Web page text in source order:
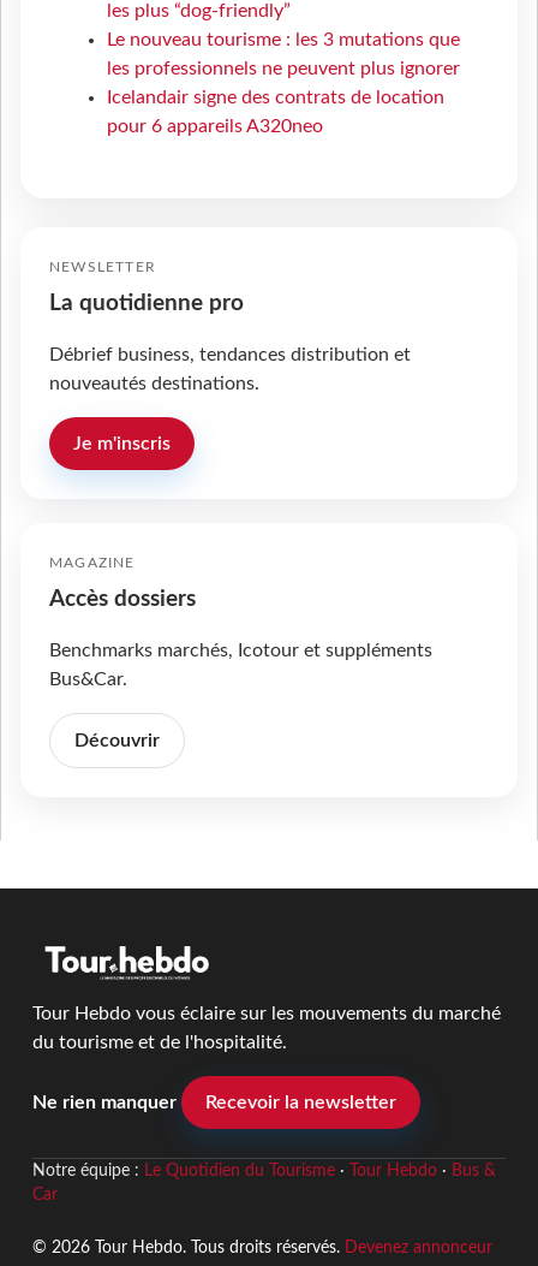
les plus “dog-friendly”
Le nouveau tourisme : les 3 mutations que
les professionnels ne peuvent plus ignorer
Icelandair signe des contrats de location
pour 6 appareils A320neo
NEWSLETTER
La quotidienne pro
Débrief business, tendances distribution et
nouveautés destinations.
Je m'inscris
MAGAZINE
Accès dossiers
Benchmarks marchés, Icotour et suppléments
Bus&Car.
Découvrir
Tour Hebdo vous éclaire sur les mouvements du marché
du tourisme et de l'hospitalité.
Ne rien manquer Recevoir la newsletter
Notre équipe : Le Quotidien du Tourisme· Tour Hebdo· Bus &
Car
© 2026 Tour Hebdo. Tous droits réservés. Devenez annonceur